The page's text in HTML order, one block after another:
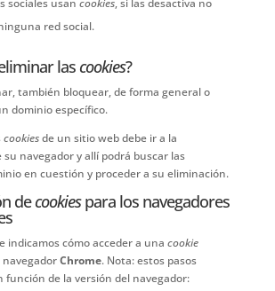
sociales usan cookies, si las desactiva no
red social.
lascookies?
también bloquear, de forma general o
dominio específico.
cookiesde un sitio web debe ir a la
navegador y allí podrá buscar las
en cuestión y proceder a su eliminación.
decookiespara los navegadores
indicamos cómo acceder a una cookie
Chrome. Nota: estos pasos
función de la versión del navegador: